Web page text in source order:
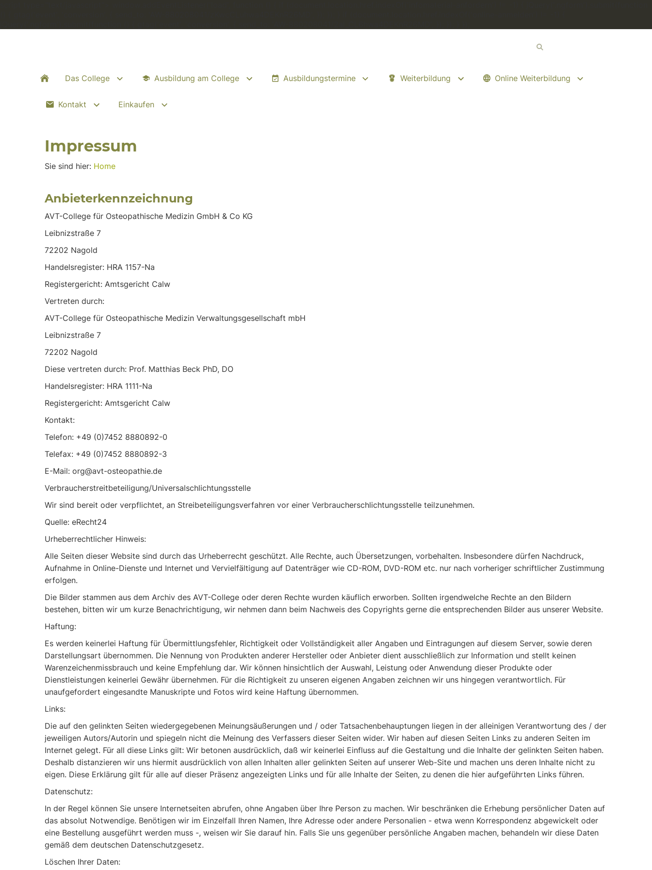
Das College Ausbildung am College Ausbildungstermine Weiterbildung Online Weiterbildung
Kontakt Einkaufen
Impressum
Sie sind hier: Home
Anbieterkennzeichnung
AVT-College für Osteopathische Medizin GmbH & Co KG
Leibnizstraße 7
72202 Nagold
Handelsregister: HRA 1157-Na
Registergericht: Amtsgericht Calw
Vertreten durch:
AVT-College für Osteopathische Medizin Verwaltungsgesellschaft mbH
Leibnizstraße 7
72202 Nagold
Diese vertreten durch: Prof. Matthias Beck PhD, DO
Handelsregister: HRA 1111-Na
Registergericht: Amtsgericht Calw
Kontakt:
Telefon: +49 (0)7452 8880892-0
Telefax: +49 (0)7452 8880892-3
E-Mail: org@avt-osteopathie.de
Verbraucherstreitbeteiligung/Universalschlichtungsstelle
Wir sind bereit oder verpflichtet, an Streibeteiligungsverfahren vor einer Verbraucherschlichtungsstelle teilzunehmen.
Quelle: eRecht24
Urheberrechtlicher Hinweis:
Alle Seiten dieser Website sind durch das Urheberrecht geschützt. Alle Rechte, auch Übersetzungen, vorbehalten. Insbesondere dürfen Nachdruck,
Aufnahme in Online-Dienste und Internet und Vervielfältigung auf Datenträger wie CD-ROM, DVD-ROM etc. nur nach vorheriger schriftlicher Zustimmung
erfolgen.
Die Bilder stammen aus dem Archiv des AVT-College oder deren Rechte wurden käuflich erworben. Sollten irgendwelche Rechte an den Bildern
bestehen, bitten wir um kurze Benachrichtigung, wir nehmen dann beim Nachweis des Copyrights gerne die entsprechenden Bilder aus unserer Website.
Haftung:
Es werden keinerlei Haftung für Übermittlungsfehler, Richtigkeit oder Vollständigkeit aller Angaben und Eintragungen auf diesem Server, sowie deren
Darstellungsart übernommen. Die Nennung von Produkten anderer Hersteller oder Anbieter dient ausschließlich zur Information und stellt keinen
Warenzeichenmissbrauch und keine Empfehlung dar. Wir können hinsichtlich der Auswahl, Leistung oder Anwendung dieser Produkte oder
Dienstleistungen keinerlei Gewähr übernehmen. Für die Richtigkeit zu unseren eigenen Angaben zeichnen wir uns hingegen verantwortlich. Für
unaufgefordert eingesandte Manuskripte und Fotos wird keine Haftung übernommen.
Links:
Die auf den gelinkten Seiten wiedergegebenen Meinungsäußerungen und / oder Tatsachenbehauptungen liegen in der alleinigen Verantwortung des / der
jeweiligen Autors/Autorin und spiegeln nicht die Meinung des Verfassers dieser Seiten wider. Wir haben auf diesen Seiten Links zu anderen Seiten im
Internet gelegt. Für all diese Links gilt: Wir betonen ausdrücklich, daß wir keinerlei Einfluss auf die Gestaltung und die Inhalte der gelinkten Seiten haben.
Deshalb distanzieren wir uns hiermit ausdrücklich von allen Inhalten aller gelinkten Seiten auf unserer Web-Site und machen uns deren Inhalte nicht zu
eigen. Diese Erklärung gilt für alle auf dieser Präsenz angezeigten Links und für alle Inhalte der Seiten, zu denen die hier aufgeführten Links führen.
Datenschutz:
In der Regel können Sie unsere Internetseiten abrufen, ohne Angaben über Ihre Person zu machen. Wir beschränken die Erhebung persönlicher Daten auf
das absolut Notwendige. Benötigen wir im Einzelfall Ihren Namen, Ihre Adresse oder andere Personalien - etwa wenn Korrespondenz abgewickelt oder
eine Bestellung ausgeführt werden muss -, weisen wir Sie darauf hin. Falls Sie uns gegenüber persönliche Angaben machen, behandeln wir diese Daten
gemäß dem deutschen Datenschutzgesetz.
Löschen Ihrer Daten: